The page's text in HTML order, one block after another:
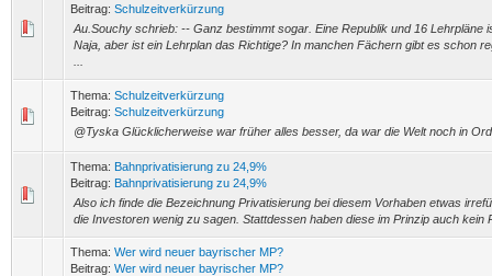
Beitrag: Schulzeitverkürzung
Au.Souchy schrieb: -- Ganz bestimmt sogar. Eine Republik und 16 Lehrpläne
Naja, aber ist ein Lehrplan das Richtige? In manchen Fächern gibt es schon
Thema: Schulzeitverkürzung
Beitrag: Schulzeitverkürzung
@Tyska Glücklicherweise war früher alles besser, da war die Welt noch in
Thema: Bahnprivatisierung zu 24,9%
Beitrag: Bahnprivatisierung zu 24,9%
Also ich finde die Bezeichnung Privatisierung bei diesem Vorhaben etwas
die Investoren wenig zu sagen. Stattdessen haben diese im Prinzip auch kein
Thema: Wer wird neuer bayrischer MP?
Beitrag: Wer wird neuer bayrischer MP?